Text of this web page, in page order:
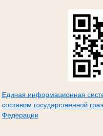
Единая информационная
составом государственной
Федерации